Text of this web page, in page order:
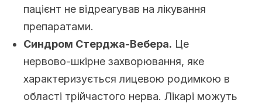
пацієнт не відреагував на лікування
препаратами.
Синдром Стерджа-Вебера. Це
нервово-шкірне захворювання, яке
характеризується лицевою родимкою в
області трійчастого нерва. Лікарі можуть